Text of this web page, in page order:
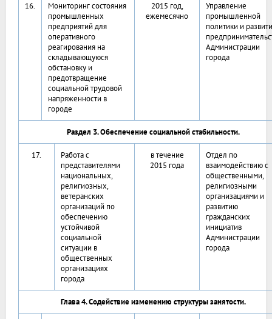
16.
Мониторинг состояния
промышленных
предприятий для
оперативного
реагирования на
складывающуюся
обстановку и
предотвращение
социальной трудовой
напряженности в
городе
2015 год,
ежемесячно
Управление
промышленной
политики и
Администрации
города
Раздел 3. Обеспечение социальной стабильности.
17.
Работа с
представителями
национальных,
религиозных,
ветеранских
организаций по
обеспечению
устойчивой
социальной
ситуации в
общественных
организациях
города
в течение
2015 года
Отдел по
взаимодействию с
общественными,
религиозными
организациями и
развитию
гражданских
инициатив
Администрации
города
Глава 4. Содействие изменению структуры занятости.